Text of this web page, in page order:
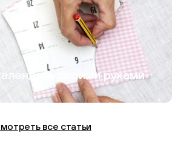
своими руками
все статьи